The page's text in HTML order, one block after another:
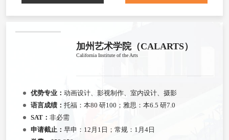
加州艺术学院（CALARTS）
California Institute of the Arts
优势专业： 动画设计、影视制作、室内设计、摄影
语言成绩： 托福：本80 研100；雅思：本6.5 研7.0
SAT： 非必需
申请截止： 早申：12月1日；常规：1月4日